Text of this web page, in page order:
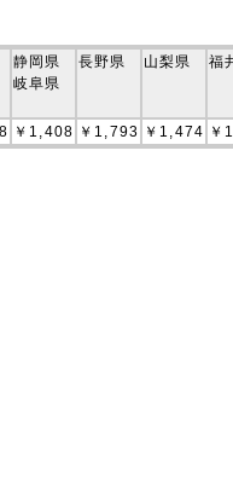
静岡県
岐阜県
長野県 山梨県 福
￥1,408 ￥1,793 ￥1,474 ￥